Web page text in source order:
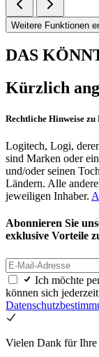
Weitere Funktionen
DAS
Kürzlich
Rechtliche Hinweise
Logitech, Logi,
sind Marken oder
und/oder seinen
Ländern. Alle
jeweiligen Inhaber.
Abonnieren Sie
exklusive Vorteile
Ich möchte
können sich
Vielen Dank für Ihre